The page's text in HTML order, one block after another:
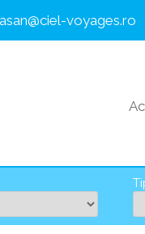
voyages.ro